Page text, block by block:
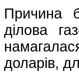
Причина
ділова
доларів,